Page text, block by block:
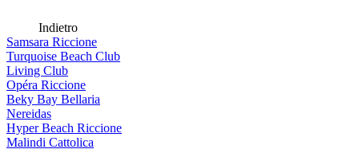
Indietro
Samsara Riccione
Turquoise Beach Club
Living Club
Opéra Riccione
Beky Bay Bellaria
Nereidas
Hyper Beach Riccione
Malindi Cattolica